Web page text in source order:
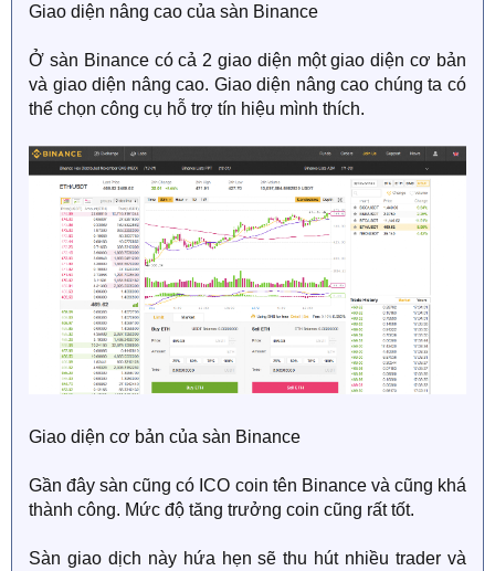
Giao diện nâng cao của sàn Binance
Ở sàn Binance có cả 2 giao diện một giao diện cơ bản
và giao diện nâng cao. Giao diện nâng cao chúng ta có
thể chọn công cụ hỗ trợ tín hiệu mình thích.
Giao diện cơ bản của sàn Binance
Gần đây sàn cũng có ICO coin tên Binance và cũng khá
thành công. Mức độ tăng trưởng coin cũng rất tốt.
Sàn giao dịch này hứa hẹn sẽ thu hút nhiều trader và